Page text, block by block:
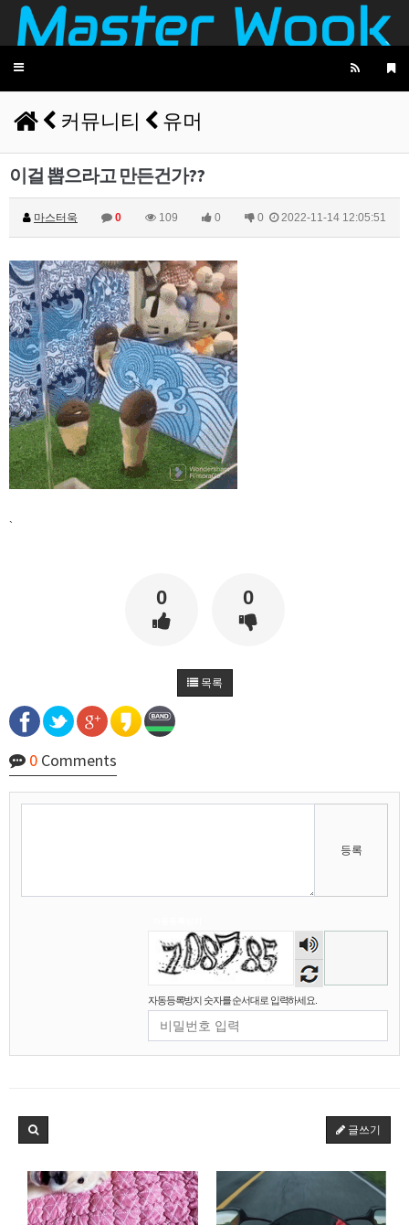
Toggle
커뮤니티 유머
이걸 뽑으라고 만든건가??
마스터욱 0 109 0 0 2022-11-14 12:05:51
`
0 0
목록
0 Comments
등록
숫자
음성
듣기
자동등록방지 숫자를 순서대로 입력하세요.
글쓰기
2025년 06월 13일 금요일
08:40:11
마스터욱
cache 먹는거랑, ben 차단 당하기 때문에 어쩔수
비회원7a6qtr60coq9fkscsclskqc1jj
aws ip range 는 공개되어 있어서 막기 너무 쉬울
비회원7a6qtr60coq9fkscsclskqc1jj
cache miss 되도 cdn 마다 배포시간이 다를수도
있죠
마스터욱 그렇군요 난이도가 낮지 않아요
11:40:32
비회원7a6qtr60coq9fkscsclskqc1jj
cloudflare workers 같은거 쓰면
11:40:35
ta 가져오는듯해요
비회원7a6qtr60coq9fkscsclskqc1jj 넵 ㅜㅜ
마스터욱
현실적으로 초단위 폴링으로는 실시간으로 공지사
항을 가져오지 못한게 현실입니다
비회원7a6qtr60coq9fkscsclskqc1jj 맞습니다.. 근데 국내 피드 텔레그램쪽은 초단위인
데 해외에서는 100ms 단위로 집계되었거든요
마스터욱 1/10초군요
비회원7a6qtr60coq9fkscsclskqc1jj 넵 맞습니다... 그쪽은 그냥 cdn 들 다 가져오는 기
술이 있거나 클러스터링 했거나, 토렌트같은 시스
템으로 모바일에 배치하고 isp 부분으로 수집하는
것 같긴합니다
마스터욱 굉장하군요
비회원7a6qtr60coq9fkscsclskqc1jj wireshark 로 패킷분석도 해봣는데 session key 도
엔진쪽은 변화가 그냥 수분에서 몇시간 차이나고,
그냥 별개 팀인듯함미다
한국에서 합법적인 선에서 크롤링하는건 한계가
욱님 엄청 많은걸 개발하셧네요 ㄷㄷ 리스펙트합
마스터욱 과찬이십니다 감사합니당
비회원7a6qtr60coq9fkscsclskqc1jj 욱님은 요즘도 개발공부하시나요?
마스터욱
만들어야 되는게, 공부를 해야 하는거라면 하는 편
입니닷
비회원7a6qtr60coq9fkscsclskqc1jj 그렇군요 저도 비슷한것 같내여
12:07:14
12:07:54
접속로봇이 왤케 많징...
2025년 06월 16일 월요일
18:25:13
16:53:42
비회원h2886he6tavaqo5gfcutpauv7a ㅅㅂ
16:53:44
비회원h2886he6tavaqo5gfcutpauv7a 왜안되ㄴ노
16:53:48
마스터욱
18:04:17